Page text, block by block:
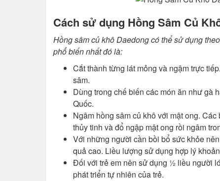
Cách sử dụng Hồng Sâm Củ
Hồng sâm củ khô Daedong có thể sử dụng
phổ biến nhất đó là:
Cắt thành từng lát mỏng và ngậm trực
sâm.
Dùng trong chế biến các món ăn như
Quốc.
Ngâm hồng sâm củ khô với mật ong.
thủy tinh và đổ ngập mật ong rồi ngâm
Với những người cần bồi bổ sức khỏe
quả cao. Liều lượng sử dụng hợp lý
Đối với trẻ em nên sử dụng ½ liều người
phát triển tự nhiên của trẻ.